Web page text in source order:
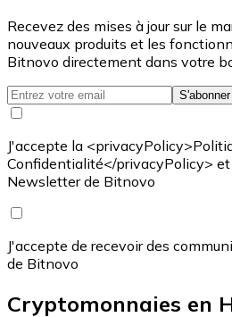
Recevez des mises à jour sur le
nouveaux produits et les
Bitnovo directement dans votre
S'abonner
J'accepte la
Confidentialité</privacyPolicy> et
Newsletter de Bitnovo
J'accepte de recevoir des
de Bitnovo
Cryptomonnaies en